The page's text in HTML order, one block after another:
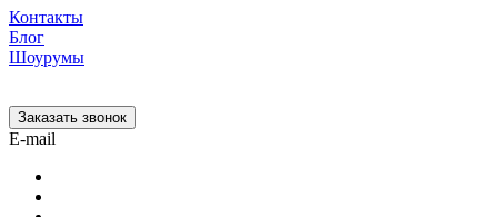
Контакты
Блог
Шоурумы
Заказать звонок
E-mail